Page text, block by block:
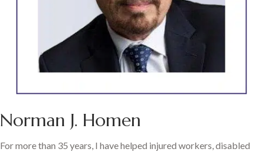
Norman J. Homen
For more than 35 years, I have helped injured workers, disabled